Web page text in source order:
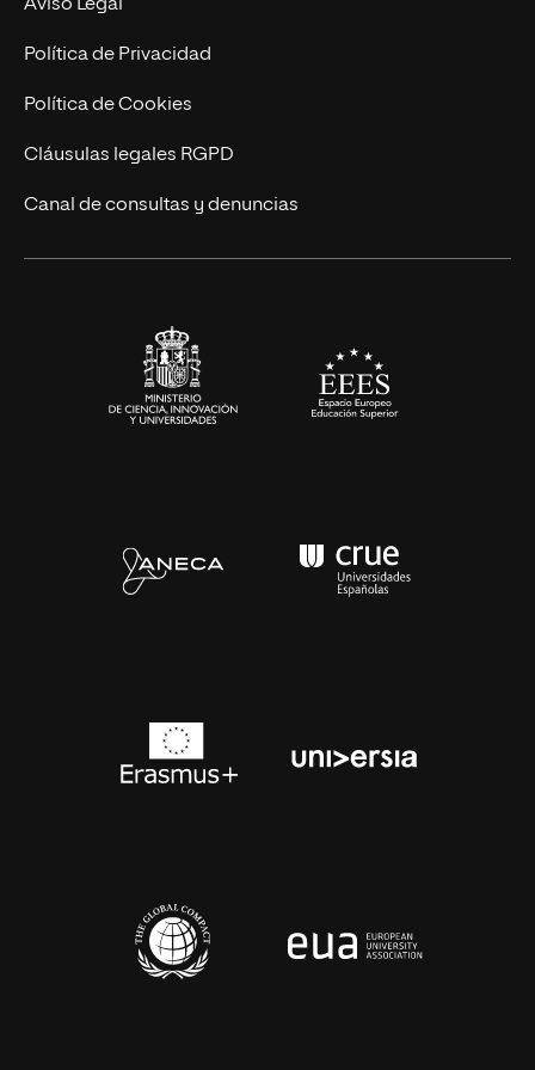
Postgrados
Cursos Universitarios
Trabaja en UNIR
Actualidad
UNIR Revista
Eventos
Aviso Legal
Política de Privacidad
Política de Cookies
Cláusulas legales RGPD
Canal de consultas y denuncias